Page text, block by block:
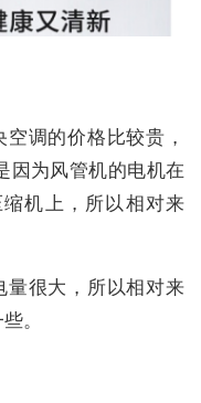
调的价格比较贵，
因为风管机的电机在
机上，所以相对来
很大，所以相对来
。